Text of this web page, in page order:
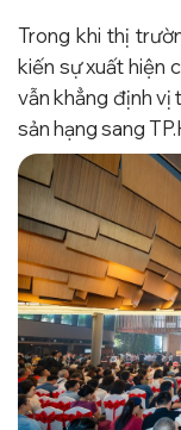
Trong khi thị
kiến sự xuất hiện
vẫn khẳng định
sản hạng sang